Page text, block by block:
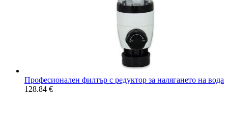
Професионален филтър с редуктор за налягането на вода
128.84 €